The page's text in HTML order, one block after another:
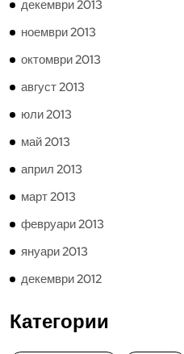
декември 2013
ноември 2013
октомври 2013
август 2013
юли 2013
май 2013
април 2013
март 2013
февруари 2013
януари 2013
декември 2012
Категории